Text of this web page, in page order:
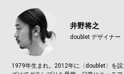
井野将之
doublet デザイナー
1979年生まれ。2012年に〈doublet〉を